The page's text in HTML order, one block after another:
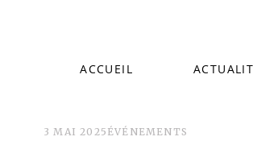
ACCUEIL
3 MAI 2025 ÉVÉNEMENTS